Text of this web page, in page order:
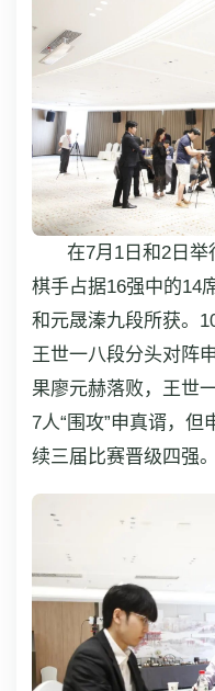
在7月1日和2日举
棋手占据16强中的14
和元晟溱九段所获。
王世一八段分头对阵
果廖元赫落败，王世
7人“围攻”申真谞，
续三届比赛晋级四强。